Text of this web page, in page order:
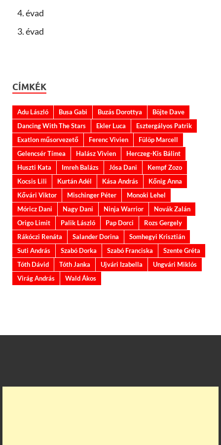
4. évad
3. évad
CÍMKÉK
Adu László Busa Gabi Buzás Dorottya
Böjte Dave
Dancing With The Stars
Ekler Luca
Esztergályos Patrik
Exatlon műsorvezető
Ferenc Vivien
Fülöp Marcell
Gelencsér Tímea
Halász Vivien
Herczeg-Kis Bálint
Huszti Kata
Imreh Balázs Jósa Dani
Kempf Zozo
Kocsis Lili
Kurtán Adél Kása András
Kőnig Anna
Kővári Viktor
Mischinger Péter
Monoki Lehel
Móricz Dani
Nagy Dani Ninja Warrior
Novák Zalán
Origo Limit
Palik László Pap Dorci
Rozs Gergely
Rákóczi Renáta
Salander Dorina
Somhegyi Krisztián
Suti András
Szabó Dorka Szabó Franciska
Szente Gréta
Tóth Dávid
Tóth Janka Ujvári Izabella
Ungvári Miklós
Virág András
Wald Ákos